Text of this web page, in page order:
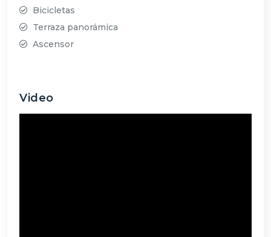
Bicicletas
Terraza panorámica
Ascensor
Video